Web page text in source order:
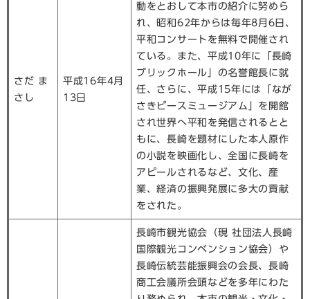
さだ ま
さし
平成16年4月
13日
動をとおして本市の紹介に努めら
れ、昭和62年からは毎年8月6日、
平和コンサートを無料で開催され
ている。また、平成10年に「長崎
ブリックホール」の名誉館長に就
任、さらに、平成15年には「なが
さきピースミュージアム」を開館
され世界へ平和を発信されるとと
もに、長崎を題材にした本人原作
の小説を映画化し、全国に長崎を
アピールされるなど、文化、産
業、経済の振興発展に多大の貢献
をされた。
長崎市観光協会（現 社団法人長崎
国際観光コンベンション協会）や
長崎伝統芸能振興会の会長、長崎
商工会議所会頭などを多年にわた